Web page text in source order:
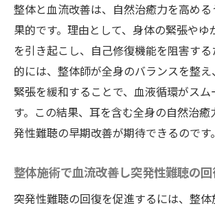
整体と血流改善は、自然治癒力を高め
果的です。理由として、身体の緊張やゆ
を引き起こし、自己修復機能を阻害す
的には、整体師が全身のバランスを整
緊張を緩和することで、血液循環がスム
す。この結果、耳を含む全身の自然治癒
発性難聴の早期改善が期待できるのです。
整体施術で血流改善し突発性難聴の
突発性難聴の回復を促進するには、整